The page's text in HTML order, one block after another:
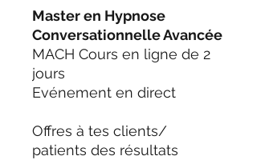
Master en Hypnose
Conversationnelle Avancée
MACH Cours en ligne de 2
jours
Evénement en direct
Offres à tes clients/
patients des résultats